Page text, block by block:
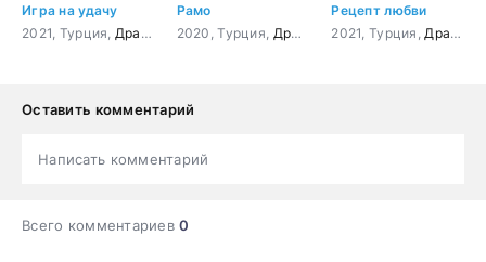
Игра на удачу
2021, Турция, Драма Мелодрама , Комедия
Рамо
2020, Турция, Драма Боевик,Криминал
Рецепт любви
2021, Турция, Драма
Оставить комментарий
Написать комментарий
Всего комментариев0